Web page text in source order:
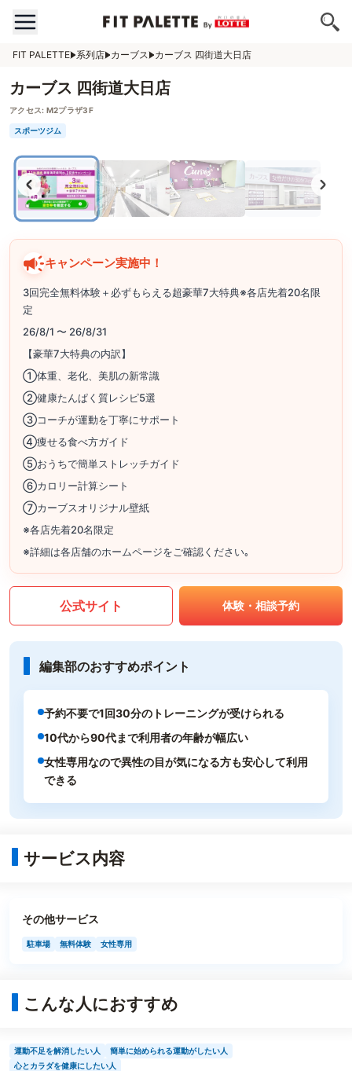
FIT PALETTE 系列店 カーブス カーブス 四街道大日店
カーブス 四街道大日店
アクセス: M2プラザ3F
スポーツジム
キャンペーン実施中！
3回完全無料体験＋必ずもらえる超豪華7大特典※各店先着20名限
定
26/8/1 〜 26/8/31
【豪華7大特典の内訳】
①体重、老化、美肌の新常識
②健康たんぱく質レシピ5選
③コーチが運動を丁寧にサポート
④痩せる食べ方ガイド
⑤おうちで簡単ストレッチガイド
⑥カロリー計算シート
⑦カーブスオリジナル壁紙
※各店先着20名限定
※詳細は各店舗のホームページをご確認ください｡
公式サイト 体験・相談予約
編集部のおすすめポイント
予約不要で1回30分のトレーニングが受けられる
10代から90代まで利用者の年齢が幅広い
女性専用なので異性の目が気になる方も安心して利用
できる
サービス内容
その他サービス
駐車場 無料体験 女性専用
こんな人におすすめ
運動不足を解消したい人
簡単に始められる運動がしたい人
心とカラダを健康にしたい人